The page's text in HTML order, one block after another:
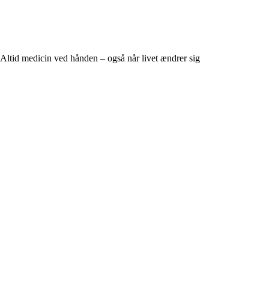
Altid medicin ved hånden – også når livet ændrer sig